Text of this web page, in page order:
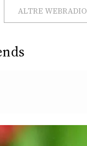
ALTRE WEBRADIO